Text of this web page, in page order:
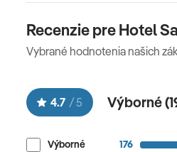
Recenzie pre Hotel
Vybrané hodnotenia našich
4.7 /5 Výborné (
Výborné
176